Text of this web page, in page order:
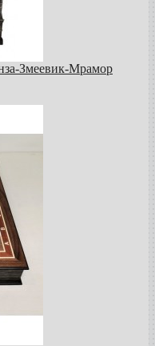
Змеевик-Мрамор